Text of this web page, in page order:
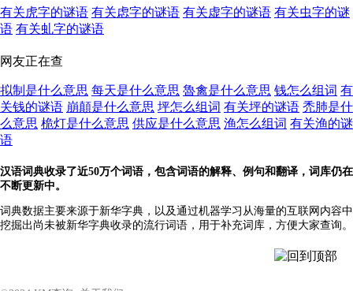
有关虎字的谜语 有关虑字的谜语 有关虚字的谜语 有关虫字的谜
语 有关虬字的谜语
网友正在查
拟制是什么意思 每天是什么意思 魯禽是什么意思 钱怎么组词 有
关钱的谜语 崩顛是什么意思 坪怎么组词 有关坪的谜语 禿肺是什
么意思 桅灯是什么意思 供应是什么意思 渔怎么组词 有关渔的谜
语
汉语词典收录了近50万个词语，包含词语的解释、例句和翻译，词库仍在
不断更新中。
词典数据主要来源于新华字典，以及通过机器学习从海量的互联网内容中
挖掘出尚未被新华字典收录的流行词语，用于补充词库，方便大家查询。